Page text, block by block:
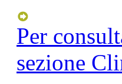
Per
sezione